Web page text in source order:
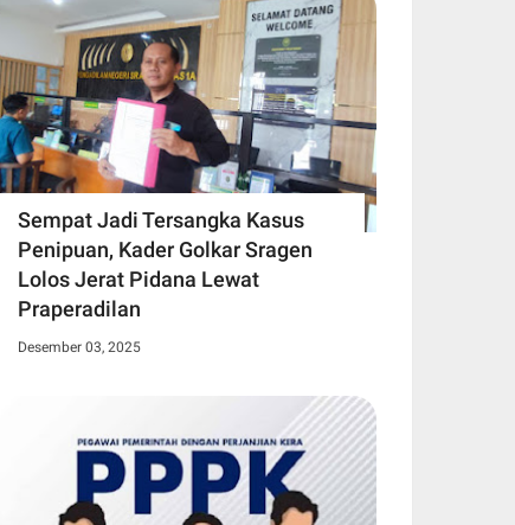
Sempat Jadi Tersangka Kasus
Penipuan, Kader Golkar Sragen
Lolos Jerat Pidana Lewat
Praperadilan
Desember 03, 2025